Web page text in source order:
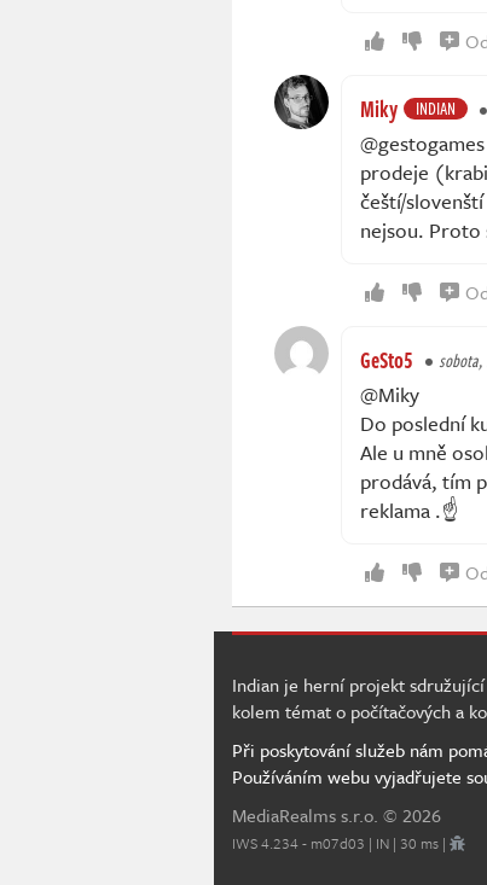
Miky INDIAN
prodeje
čeští/
nejsou. Proto
GeSto5 sobota,
@Miky
Do poslední
Ale u mně
prodává, tím
reklama .☝️
Indian je herní projekt
kolem témat o počítačových a
Při poskytování služeb nám
Používáním webu vyjadřujete
MediaRealms s.r.o. © 2026
IWS 4.234 - m07d03 | IN | 30 ms |